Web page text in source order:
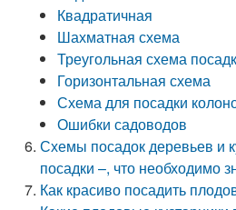
Квадратичная
Шахматная схема
Треугольная схема
Горизонтальная схема
Схема для посадки
Ошибки садоводов
Схемы посадок деревьев и
посадки –, что необходимо
Как красиво посадить